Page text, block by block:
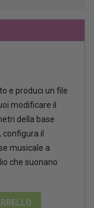
e produci un file
modificare il
della base
configura il
musicale a
che suonano